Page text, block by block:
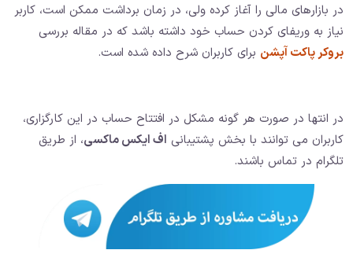
در بازارهای مالی را آغاز کرده ولی، در زمان برداشت ممکن است، کاربر
نیاز به وریفای کردن حساب خود داشته باشد که در مقاله بررسی
بروکر پاکت آپشن برای کاربران شرح داده شده است.
در انتها در صورت هر گونه مشکل در افتتاح حساب در این کارگزاری،
کاربران می توانند با بخش پشتیبانی اف ایکس ماکسی، از طریق
تلگرام در تماس باشند.